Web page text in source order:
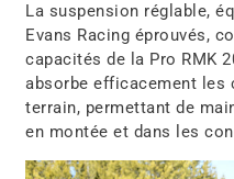
La suspension réglable,
Evans Racing éprouvés,
capacités de la Pro RMK
absorbe efficacement les
terrain, permettant de
en montée et dans les